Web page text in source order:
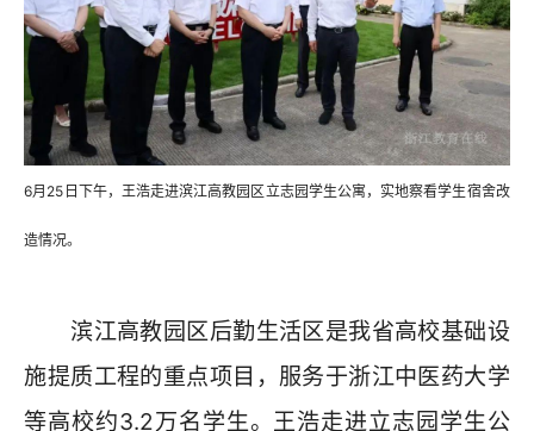
6月25日下午，王浩走进滨江高教园区立志园学生公寓，实地察看学生宿舍改
造情况。
滨江高教园区后勤生活区是我省高校基础设
施提质工程的重点项目，服务于浙江中医药大学
等高校约3.2万名学生。王浩走进立志园学生公